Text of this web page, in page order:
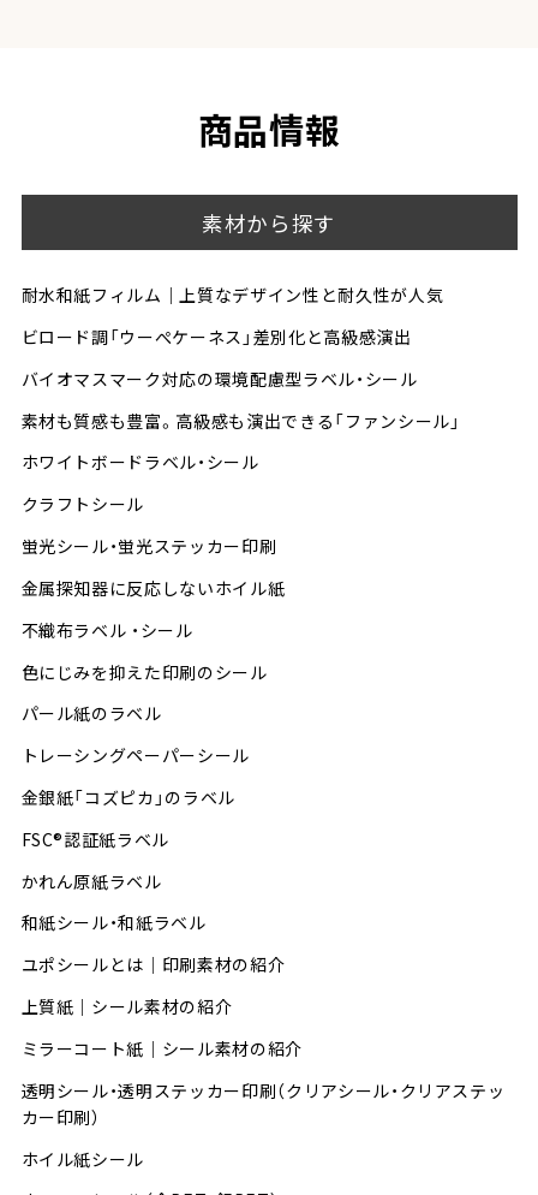
商品情報
素材から探す
耐水和紙フィルム｜上質なデザイン性と耐久性が人気
ビロード調「ウーぺケーネス」差別化と高級感演出
バイオマスマーク対応の環境配慮型ラベル・シール
素材も質感も豊富。高級感も演出できる「ファンシール」
ホワイトボードラベル・シール
クラフトシール
蛍光シール・蛍光ステッカー印刷
金属探知器に反応しないホイル紙
不織布ラベル ・シール
色にじみを抑えた印刷のシール
パール紙のラベル
トレーシングペーパーシール
金銀紙「コズピカ」のラベル
FSC®認証紙ラベル
かれん原紙ラベル
和紙シール・和紙ラベル
ユポシールとは│印刷素材の紹介
上質紙｜シール素材の紹介
ミラーコート紙｜シール素材の紹介
透明シール・透明ステッカー印刷（クリアシール・クリアステッ
カー印刷）
ホイル紙シール